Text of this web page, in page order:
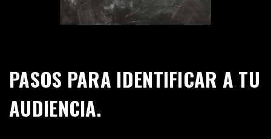
PASOS PARA IDENTIFICAR A TU
AUDIENCIA.